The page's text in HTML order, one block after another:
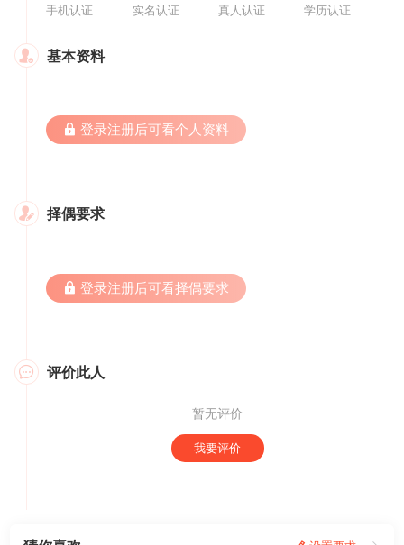
手机认证 实名认证 真人认证 学历认证
 基本资料
 登录注册后可看个人资料
 择偶要求
 登录注册后可看择偶要求
 评价此人
暂无评价
我要评价